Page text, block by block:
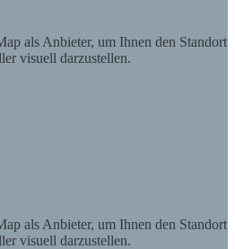
als Anbieter, um Ihnen den Standort
visuell darzustellen.
als Anbieter, um Ihnen den Standort
visuell darzustellen.